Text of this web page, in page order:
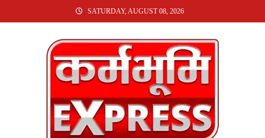
TO
SATURDAY, AUGUST 08, 2026